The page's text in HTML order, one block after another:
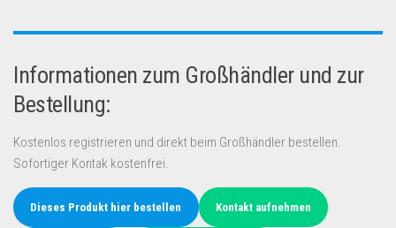
Informationen zum Großhändler und zur
Bestellung:
Kostenlos registrieren und direkt beim Großhändler bestellen.
Sofortiger Kontak kostenfrei.
Dieses Produkt hier bestellen Kontakt aufnehmen